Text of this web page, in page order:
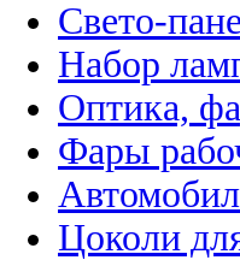
Свето-
Набор
Оптика,
Фары
Цоколи